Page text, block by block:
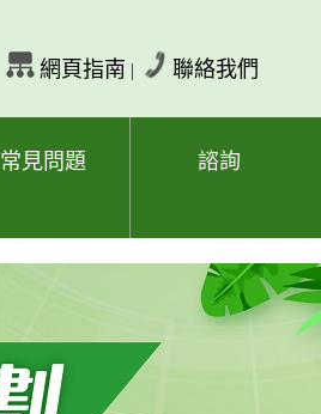
網頁指南 | 聯絡我們
常見問題 諮詢